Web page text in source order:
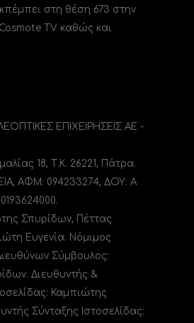
στη θέση 673 στην
TV καθώς και
ΕΠΙΧΕΙΡΗΣΕΙΣ ΑΕ -
18, Τ.Κ. 26221, Πάτρα.
ΑΦΜ: 094233274, ΔΟΥ: A
Σπυρίδων, Πέττας
Ευγενία. Νόμιμος
Σύμβουλος:
Διευθυντής &
Καμπιώτης
Σύνταξης Ιστοσελίδας: